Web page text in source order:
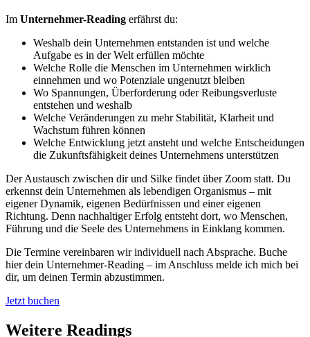
Im Unternehmer-Reading erfährst du:
Weshalb dein Unternehmen entstanden ist und welche
Aufgabe es in der Welt erfüllen möchte
Welche Rolle die Menschen im Unternehmen wirklich
einnehmen und wo Potenziale ungenutzt bleiben
Wo Spannungen, Überforderung oder Reibungsverluste
entstehen und weshalb
Welche Veränderungen zu mehr Stabilität, Klarheit und
Wachstum führen können
Welche Entwicklung jetzt ansteht und welche Entscheidungen
die Zukunftsfähigkeit deines Unternehmens unterstützen
Der Austausch zwischen dir und Silke findet über Zoom statt. Du
erkennst dein Unternehmen als lebendigen Organismus – mit
eigener Dynamik, eigenen Bedürfnissen und einer eigenen
Richtung. Denn nachhaltiger Erfolg entsteht dort, wo Menschen,
Führung und die Seele des Unternehmens in Einklang kommen.
Die Termine vereinbaren wir individuell nach Absprache. Buche
hier dein Unternehmer-Reading – im Anschluss melde ich mich bei
dir, um deinen Termin abzustimmen.
Jetzt buchen
Weitere Readings